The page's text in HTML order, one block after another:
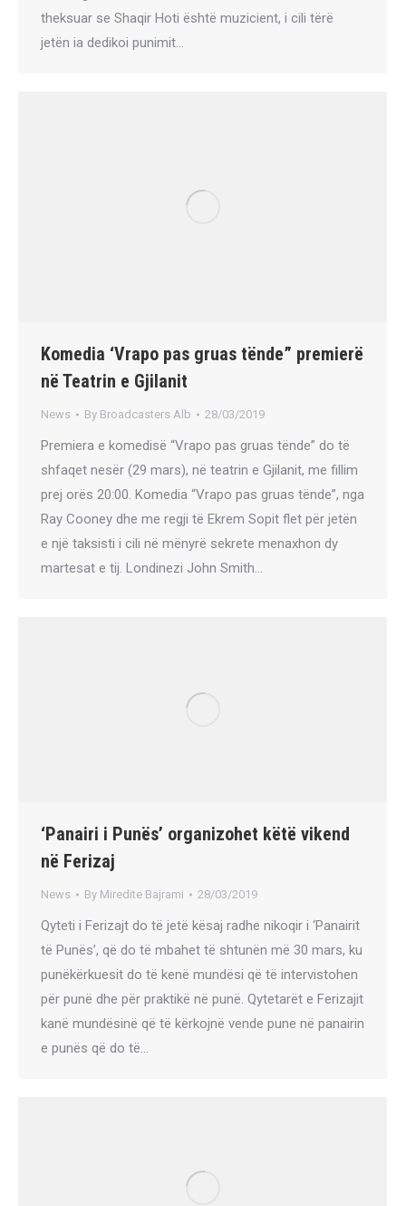
theksuar se Shaqir Hoti është muzicient, i cili tërë
jetën ia dedikoi punimit…
Komedia ‘Vrapo pas gruas tënde” premierë
në Teatrin e Gjilanit
News By Broadcasters Alb 28/03/2019
Premiera e komedisë “Vrapo pas gruas tënde” do të
shfaqet nesër (29 mars), në teatrin e Gjilanit, me fillim
prej orës 20:00. Komedia “Vrapo pas gruas tënde”, nga
Ray Cooney dhe me regji të Ekrem Sopit flet për jetën
e një taksisti i cili në mënyrë sekrete menaxhon dy
martesat e tij. Londinezi John Smith…
‘Panairi i Punës’ organizohet këtë vikend
në Ferizaj
News By Miredite Bajrami 28/03/2019
Qyteti i Ferizajt do të jetë kësaj radhe nikoqir i ‘Panairit
të Punës’, që do të mbahet të shtunën më 30 mars, ku
punëkërkuesit do të kenë mundësi që të intervistohen
për punë dhe për praktikë në punë. Qytetarët e Ferizajit
kanë mundësinë që të kërkojnë vende pune në panairin
e punës që do të…